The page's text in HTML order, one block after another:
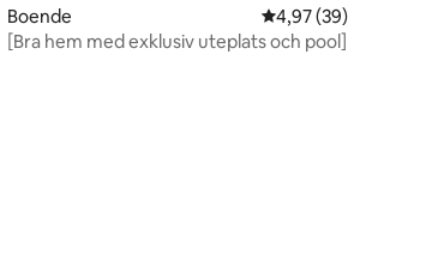
Boende 4,97 av 5 i
4,97 (39)
[Bra hem med exklusiv uteplats och pool]